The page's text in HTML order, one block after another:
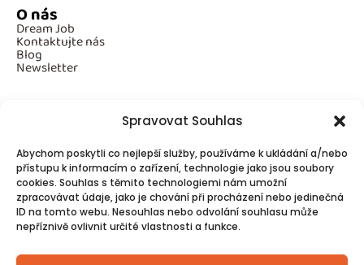
Spravovat Souhlas
Abychom poskytli co nejlepší služby, používáme k ukládání a/nebo
přístupu k informacím o zařízení, technologie jako jsou soubory
cookies. Souhlas s těmito technologiemi nám umožní
zpracovávat údaje, jako je chování při procházení nebo jedinečná
ID na tomto webu. Nesouhlas nebo odvolání souhlasu může
nepříznivě ovlivnit určité vlastnosti a funkce.
O nás
Dream Job
Kontaktujte nás
Blog
Newsletter
Povinné informace
GDPR
Cookies
Spojte se s námi!